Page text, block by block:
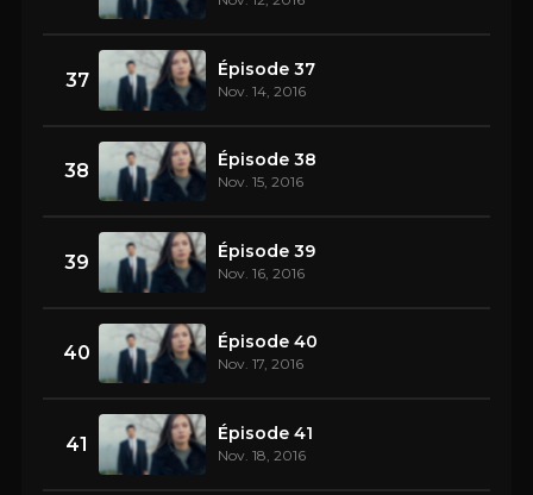
37 Épisode 37
Nov. 14, 2016
38 Épisode 38
Nov. 15, 2016
39 Épisode 39
Nov. 16, 2016
40 Épisode 40
Nov. 17, 2016
41 Épisode 41
Nov. 18, 2016